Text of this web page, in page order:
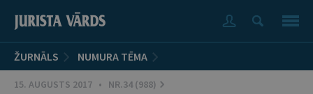
ŽURNĀLS NUMURA TĒMA
15. AUGUSTS 2017 • NR.34 (988)